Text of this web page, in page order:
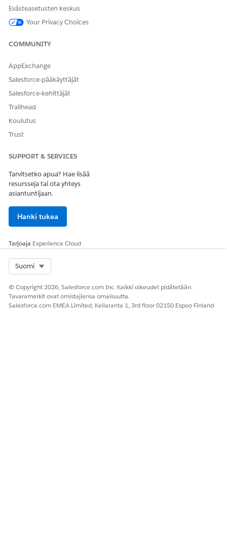
yhden tai useamman
RATKAISIKO TÄMÄ ARTIKKELI ONGELMASI?
Anna palautetta, jotta voimme kehittyä!
Evästeasetusten keskus
Your Privacy Choices
COMMUNITY
AppExchange
Salesforce-pääkäyttäjät
Salesforce-kehittäjät
Trailhead
Koulutus
Trust
SUPPORT & SERVICES
Tarvitsetko apua? Hae lisää
resursseja tai ota yhteys
asiantuntijaan.
Hanki tukea
Tarjoaja Experience Cloud
Suomi
© Copyright 2026, Salesforce.com Inc. Kaikki oikeudet pidätetään.
Tavaramerkit ovat omistajiensa omaisuutta.
Salesforce.com EMEA Limited, Keilaranta 1, 3rd floor 02150 Espoo Finland